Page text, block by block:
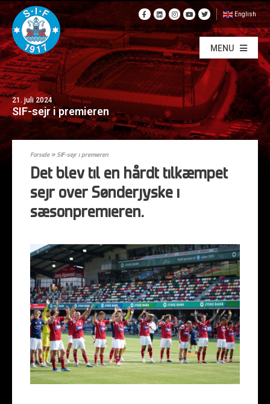
English
MENU
21. juli 2024
SIF-sejr i premieren
Forside»SIF-sejr i premieren
Det blev til en hårdt tilkæmpet
sejr over Sønderjyske i
sæsonpremieren.